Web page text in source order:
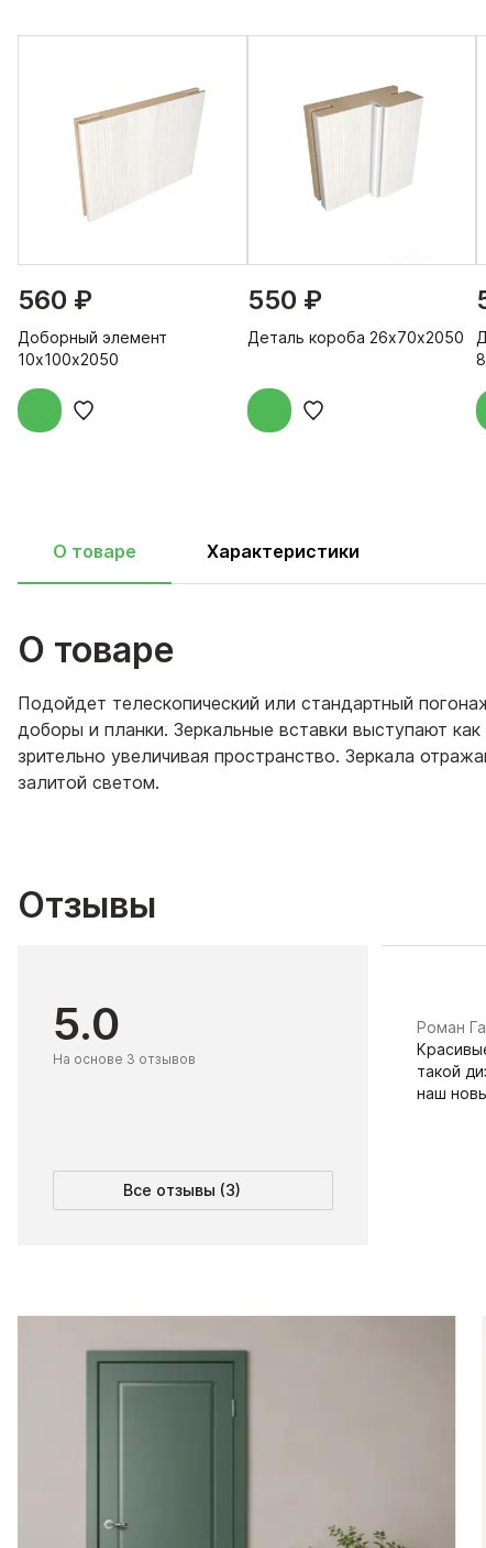
Отзывы
5.0
На основе 3 отзывов
​Роман
такой
наш
Все отзывы (3)
560 ₽
Доборный элемент
10х100х2050
550 ₽
Деталь короба 26х70х2050
О товаре Характеристики
О товаре
Подойдет телескопический или стандартный
доборы и планки. Зеркальные вставки выступают
зрительно увеличивая пространство. Зеркала
залитой светом.